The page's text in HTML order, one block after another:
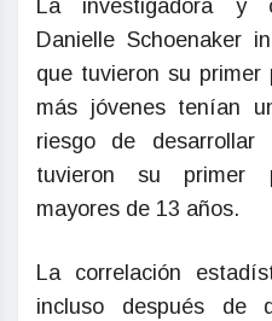
La investigadora y
Danielle Schoenaker
que tuvieron su
más jóvenes tenían
riesgo de
tuvieron su primer
mayores de 13 años.
La correlación
incluso después de